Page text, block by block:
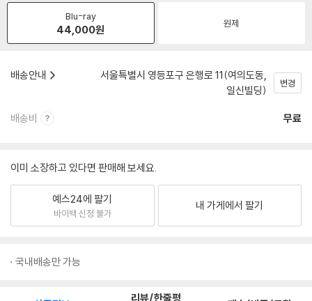
Blu-ray
44,000원 원제
배송안내
서울특별시 영등포구 은행로 11(여의도동,
일신빌딩)
변경
배송비 무료
이미 소장하고 있다면 판매해 보세요.
예스24에 팔기
바이백 신청 불가
내 가게에서 팔기
국내배송만 가능
리뷰/한줄평